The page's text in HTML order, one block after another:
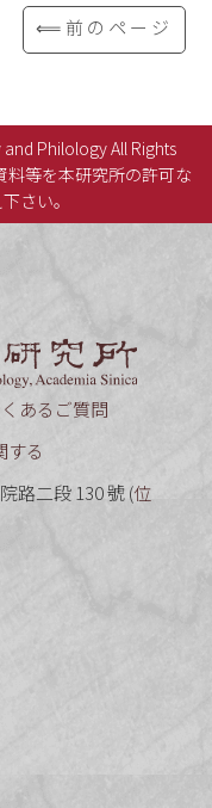
⟸前のページ
Philology All Rights
料等を本研究所の許可な
さい。
あるご質問
する
路二段 130 號 (位